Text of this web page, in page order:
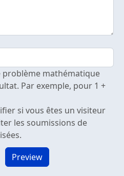
problème mathématique
Par exemple, pour 1 +
si vous êtes un visiteur
les soumissions de